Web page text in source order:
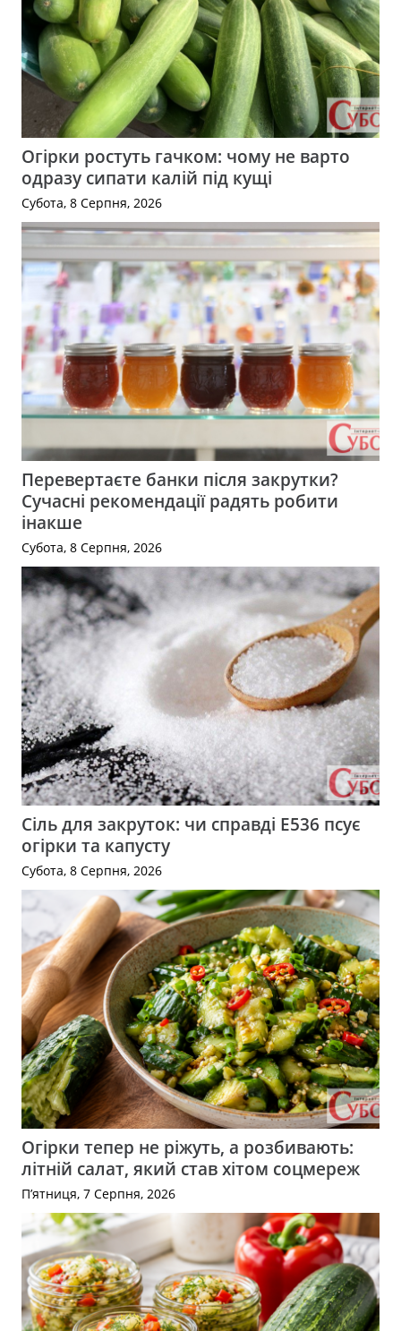
Огірки ростуть гачком: чому не варто
одразу сипати калій під кущі
Субота, 8 Серпня, 2026
Перевертаєте банки після закрутки?
Сучасні рекомендації радять робити
інакше
Субота, 8 Серпня, 2026
Сіль для закруток: чи справді Е536 псує
огірки та капусту
Субота, 8 Серпня, 2026
Огірки тепер не ріжуть, а розбивають:
літній салат, який став хітом соцмереж
П’ятниця, 7 Серпня, 2026